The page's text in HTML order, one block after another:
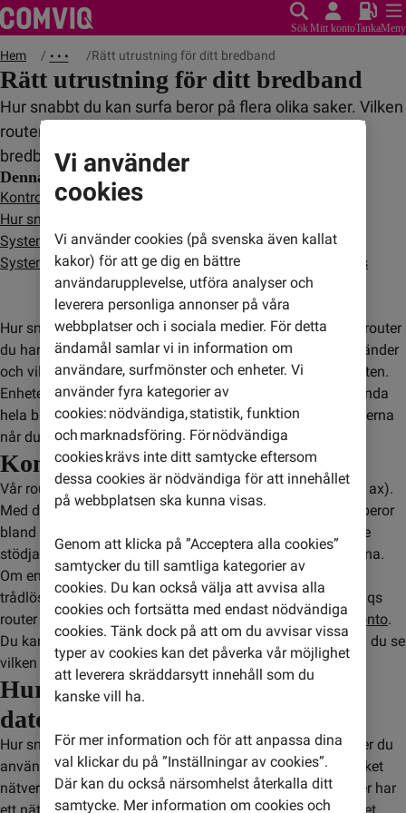
SökMitt kontoTankaMeny
Hem • • • Rätt utrustning för ditt bredband
Rätt utrustning för ditt bredband
Hur snabbt du kan surfa beror på flera olika saker. Vilken
router du har, vilken enhet du använder och vilken
bredbandshastighet du köpt påverkar.
Hur snabbt du kan surfa beror på flera olika saker. Vilken router
du har, vilken enhet (till exempel mobil eller dator) du använder
och vilken bredbandshastighet du köpt påverkar hastigheten.
Enheterna behöver uppfylla vissa krav för att kunna använda
hela bredbandets kapacitet. De allra högsta surfhastigheterna
når du genom att använda nätverkskabel.
Kontrollera routerns standard
Vår router Wifi Hub L2 har Wifi-standarden Wi-Fi 6 (802.11ax).
Med den kan du surfa riktigt snabbt trådlöst. Hur snabbt beror
bland annat på vilken enhet du använder. Din enhet måste
stödja ac-standarden för att uppnå de högsta hastigheterna.
Om enheten uppfyller ac-standarden bör du kunna surfa
trådlöst i åtminstone 200–300 Mbit/s. Om du köpt Comviqs
router kan du läsa mer om den när du loggar in påMitt konto.
Du kan även använda en annan router. I dess manual kan du se
vilken standard som stöds.
Hur snabbt kan jag surfa på min
dator?
Hur snabbt du kan surfa på din dator beror på vilken router du
använder, vilken hastighet du har på ditt bredband och vilket
nätverkskort som sitter i datorn. De flesta moderna datorer har
Denna artikel innehåller
Kontrollera routerns standard
Hur snabbt kan jag surfa på min dator?
Systemkrav för hastigheter upp till 500 Mbit/s
Systemkrav för hastigheter på 100 Mbit/s och 250 Mbit/s
Vi använder
cookies
Vi använder cookies (på svenska även kallat
kakor) för att ge dig en bättre
användarupplevelse, utföra analyser och
leverera personliga annonser på våra
webbplatser och i sociala medier. För detta
ändamål samlar vi in information om
användare, surfmönster och enheter. Vi
använder fyra kategorier av
cookies: nödvändiga, statistik, funktion
och marknadsföring. För nödvändiga
cookies krävs inte ditt samtycke eftersom
dessa cookies är nödvändiga för att innehållet
på webbplatsen ska kunna visas.
Genom att klicka på ”Acceptera alla cookies”
samtycker du till samtliga kategorier av
cookies. Du kan också välja att avvisa alla
cookies och fortsätta med endast nödvändiga
cookies. Tänk dock på att om du avvisar vissa
typer av cookies kan det påverka vår möjlighet
att leverera skräddarsytt innehåll som du
kanske vill ha.
För mer information och för att anpassa dina
val klickar du på ”Inställningar av cookies”.
Där kan du också närsomhelst återkalla ditt
samtycke. Mer information om cookies och